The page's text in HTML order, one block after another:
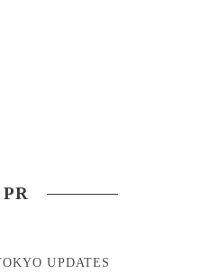
UPDATES